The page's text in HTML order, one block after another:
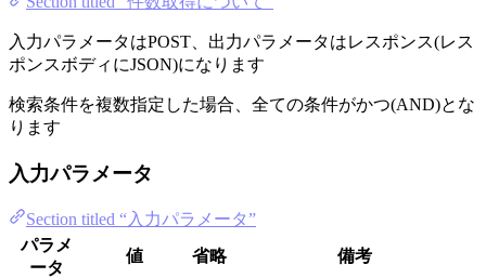
入力パラメータはPOST、出力パラメータはレスポンス(レス
ポンスボディにJSON)になります
検索条件を複数指定した場合、全ての条件がかつ(AND)とな
ります
入力パラメータ
Section titled “入力パラメータ”
パラメ
ータ
値 省略 備考